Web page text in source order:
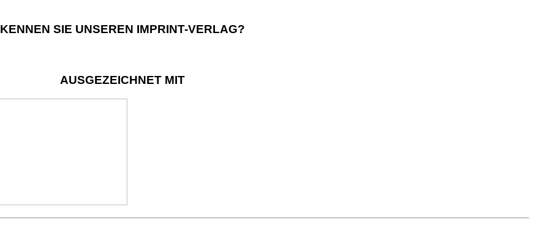
KENNEN SIE UNSEREN IMPRINT-VERLAG?
AUSGEZEICHNET MIT